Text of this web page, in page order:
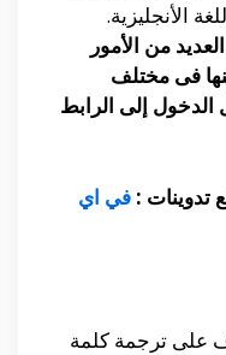
الأنجليزية.
من الأمور
فى مختلف
إلى الرابط
تدوينات : في اي
على ترجمة كلمة